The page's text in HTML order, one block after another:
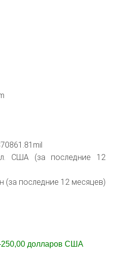
США (за последние 12
(за последние 12 месяцев)
долларов США